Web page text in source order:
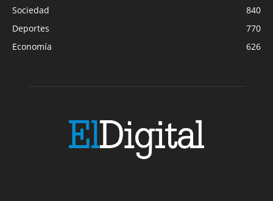
Sociedad
840
Deportes
770
Economía
626